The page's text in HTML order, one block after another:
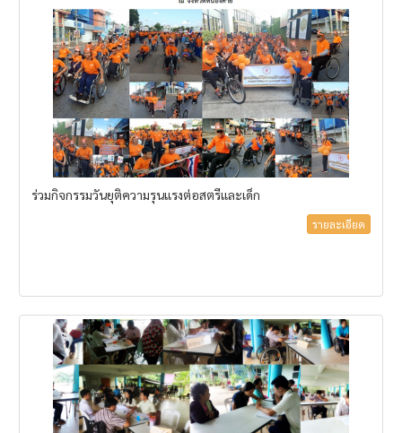
ร่วมกิจกรรมวันยุติความรุนแรงต่อสตรีและเด็ก
รายละเอียด